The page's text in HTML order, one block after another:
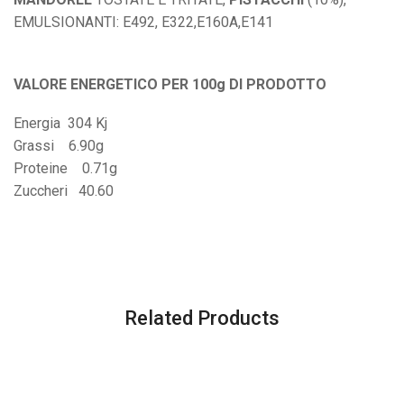
EMULSIONANTI: E492, E322,E160A,E141
VALORE ENERGETICO PER 100g DI PRODOTTO
Energia 304 Kj
Grassi 6.90g
Proteine 0.71g
Zuccheri 40.60
Related Products